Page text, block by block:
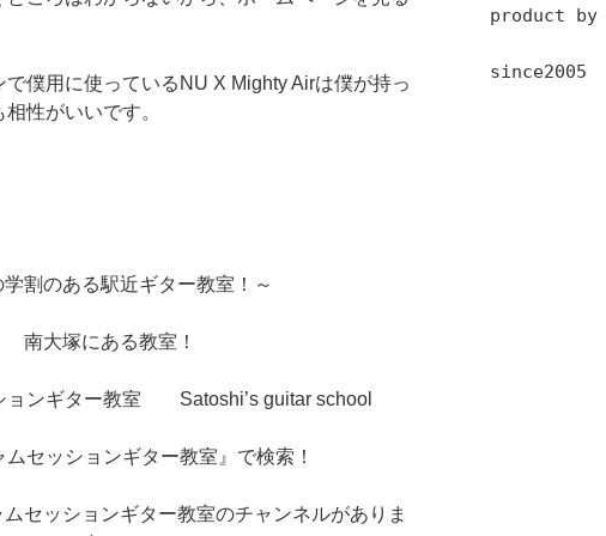
僕用に使っているNU X Mighty Airは僕が持っ
性がいいです。
学割のある駅近ギター教室！～
南大塚にある教室！
ョンギター教室 Satoshi’s guitar school
ムセッションギター教室』で検索！
セッションギター教室のチャンネルがありま
product
since2005